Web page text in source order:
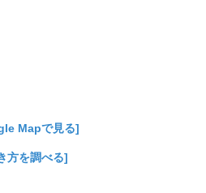
Mapで見る]
方を調べる]